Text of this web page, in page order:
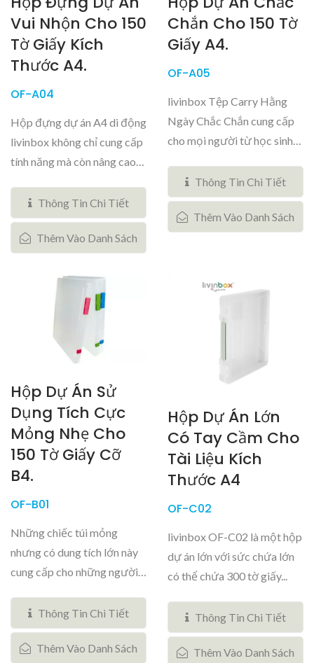
Vui Nhộn Cho 150
Tờ Giấy Kích
Thước A4.
OF-A04
Hộp đựng dự án A4 di động
livinbox không chỉ cung cấp
tính năng mà còn nâng cao
Thông Tin Chi Tiết
Thêm Vào Danh Sách
Chắn Cho 150 Tờ
Giấy A4.
OF-A05
livinbox Tệp Carry Hằng
Ngày Chắc Chắn cung cấp
cho mọi người từ học sinh
Thông Tin Chi Tiết
Thêm Vào Danh Sách
Hộp Dự Án Sử
Dụng Tích Cực
Mỏng Nhẹ Cho
150 Tờ Giấy Cỡ
B4.
OF-B01
Những chiếc túi mỏng
nhưng có dung tích lớn này
cung cấp cho những người
Thông Tin Chi Tiết
Thêm Vào Danh Sách
Hộp Dự Án Lớn
Có Tay Cầm Cho
Tài Liệu Kích
Thước A4
OF-C02
livinbox OF-C02 là một hộp
dự án lớn với sức chứa lớn
có thể chứa 300 tờ giấy...
Thông Tin Chi Tiết
Thêm Vào Danh Sách